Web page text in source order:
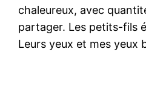
chaleureux, avec
partager. Les petits-fils
Leurs yeux et mes yeux